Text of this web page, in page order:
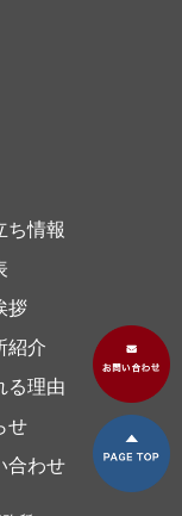
ち情報
拶
紹介
る理由
せ
合わせ